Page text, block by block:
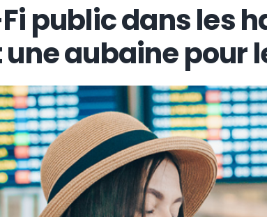
public dans les
aubaine pour